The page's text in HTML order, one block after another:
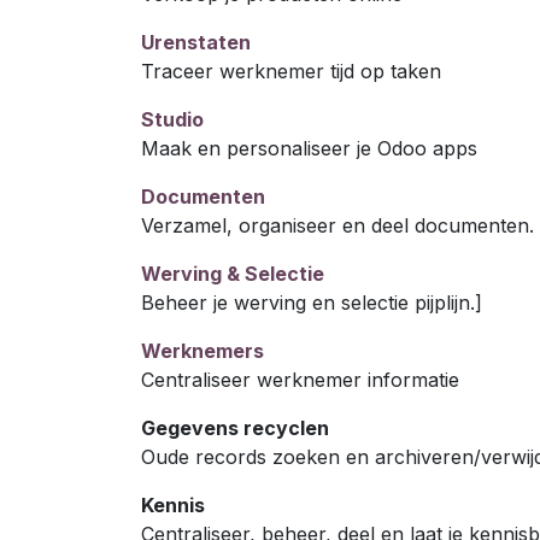
Urenstaten
Traceer werknemer tijd op taken
Studio
Maak en personaliseer je Odoo apps
Documenten
Verzamel, organiseer en deel documenten.
Werving & Selectie
Beheer je werving en selectie pijplijn.]
Werknemers
Centraliseer werknemer informatie
Gegevens recyclen
Oude records zoeken en archiveren/
Kennis
Centraliseer, beheer, deel en laat je